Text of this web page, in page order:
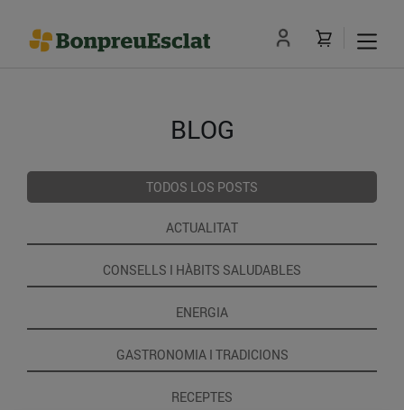
BLOG
TODOS LOS POSTS
ACTUALITAT
CONSELLS I HÀBITS SALUDABLES
ENERGIA
GASTRONOMIA I TRADICIONS
RECEPTES